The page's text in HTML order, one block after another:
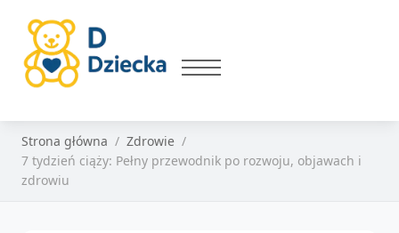
Strona główna
Zdrowie
7 tydzień ciąży: Pełny przewodnik po rozwoju, objawach i
zdrowiu